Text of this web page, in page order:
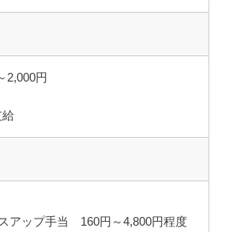
2,000円
アップ手当 160円～4,800円程度